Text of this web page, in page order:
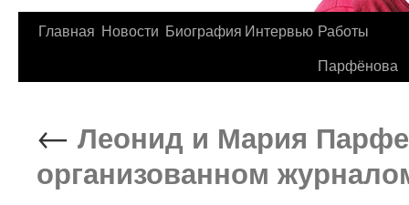
Главная Новости Биография Интервью Работы
Парфёнова
← Леонид и Мария
организованном